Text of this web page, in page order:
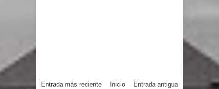
Entrada más reciente Entrada antigua
Inicio